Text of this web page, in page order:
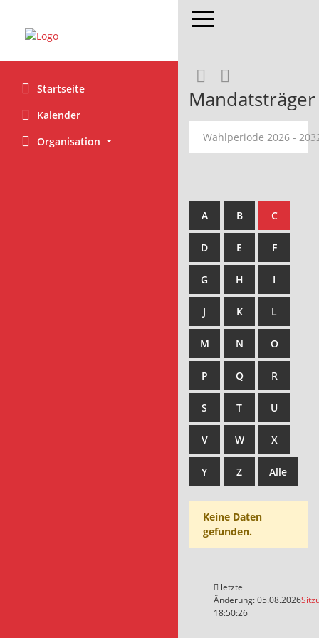
Startseite
Kalender
Organisation
Toggle navigation
Mandatsträger
Wahlperiode 2026 -
A B C
D E F
G H I
J K L
M N O
P Q R
S T U
V W X
Y Z Alle
Keine Daten
gefunden.
letzte
Änderung: 05.08.2026
18:50:26